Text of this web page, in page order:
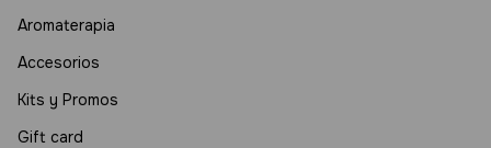
Aromaterapia
Accesorios
Kits y Promos
Gift card